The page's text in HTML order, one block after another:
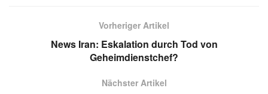
Vorheriger Artikel
News Iran: Eskalation durch Tod von
Geheimdienstchef?
Nächster Artikel